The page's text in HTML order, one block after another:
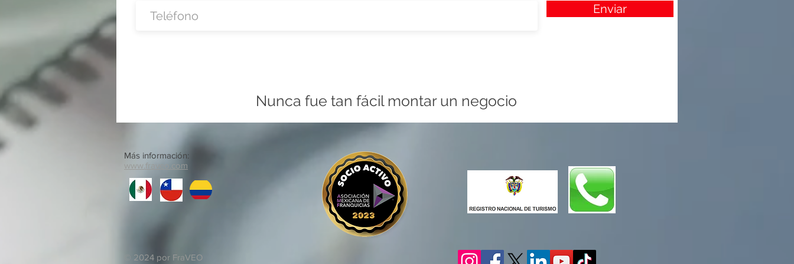
Enviar
Nunca fue tan fácil montar un negocio
Más información:
www.fraveo.com
© 2024 por FraVEO